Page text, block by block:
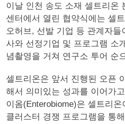
이날 인천 송도 소재 셀트리온
센터에서 열린 협약식에는 셀
오허브, 선발 기업 등 관계자들
사와 선정기업 및 프로그램 소
념촬영을 거쳐 연구소 투어 순
셀트리온은 앞서 진행된 오픈
해서 의미있는 성과를 이어가
이옴(Enterobiome)은 셀트리
클러스터 경쟁 프로그램을 통